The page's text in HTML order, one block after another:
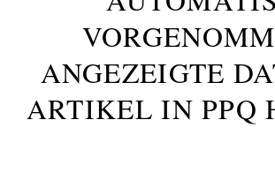
ANGEZEIGTE
ARTIKEL IN PPQ